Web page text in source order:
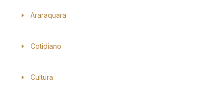
Araraquara
Cotidiano
Cultura